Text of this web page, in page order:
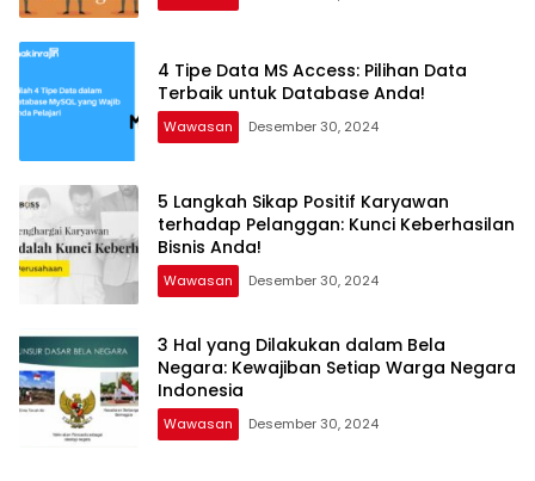
4 Tipe Data MS Access: Pilihan Data
Terbaik untuk Database Anda!
Wawasan Desember 30, 2024
5 Langkah Sikap Positif Karyawan
terhadap Pelanggan: Kunci Keberhasilan
Bisnis Anda!
Wawasan Desember 30, 2024
3 Hal yang Dilakukan dalam Bela
Negara: Kewajiban Setiap Warga Negara
Indonesia
Wawasan Desember 30, 2024